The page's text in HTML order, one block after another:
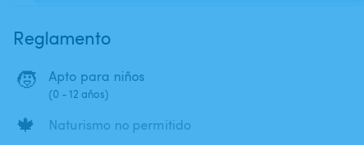
Reglamento
🧒 Apto para niños
(0 - 12 años)
🍁 Naturismo no permitido